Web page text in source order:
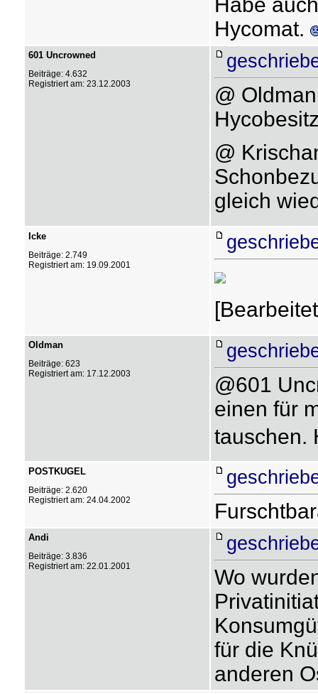
Hycomat.
601 Uncrowned
Beiträge: 4.632
Registriert am: 23.12.2003
@
@
gleich
Icke
Beiträge: 2.749
Registriert am: 19.09.2001
Oldman
Beiträge: 623
Registriert am: 17.12.2003
@601
einen für
tauschen.
POSTKUGEL
Beiträge: 2.620
Registriert am: 24.04.2002
Andi
Beiträge: 3.836
Registriert am: 22.01.2001
Wo
für die
anderen